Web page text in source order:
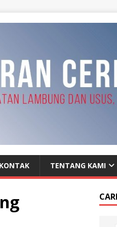
KONTAK TENTANG KAMI